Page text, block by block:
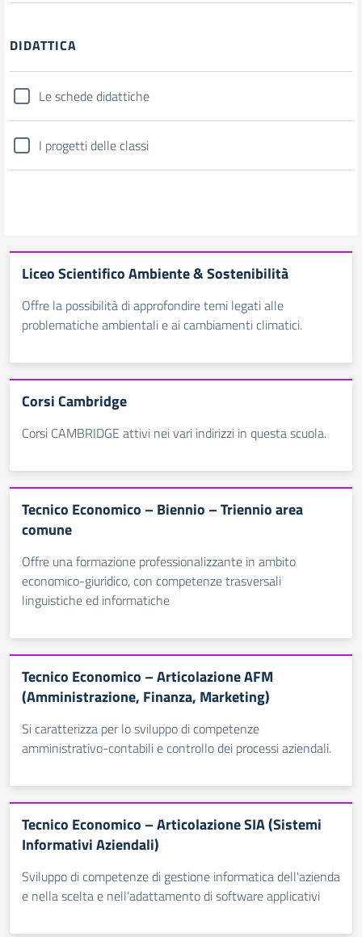
DIDATTICA
Le schede didattiche
I progetti delle classi
Liceo Scientifico Ambiente & Sostenibilità
Offre la possibilità di approfondire temi legati alle
problematiche ambientali e ai cambiamenti climatici.
Corsi Cambridge
Corsi CAMBRIDGE attivi nei vari indirizzi in questa scuola.
Tecnico Economico – Biennio – Triennio area
comune
Offre una formazione professionalizzante in ambito
economico-giuridico, con competenze trasversali
linguistiche ed informatiche
Tecnico Economico – Articolazione AFM
(Amministrazione, Finanza, Marketing)
Si caratterizza per lo sviluppo di competenze
amministrativo-contabili e controllo dei processi aziendali.
Tecnico Economico – Articolazione SIA (Sistemi
Informativi Aziendali)
Sviluppo di competenze di gestione informatica dell'azienda
e nella scelta e nell’adattamento di software applicativi